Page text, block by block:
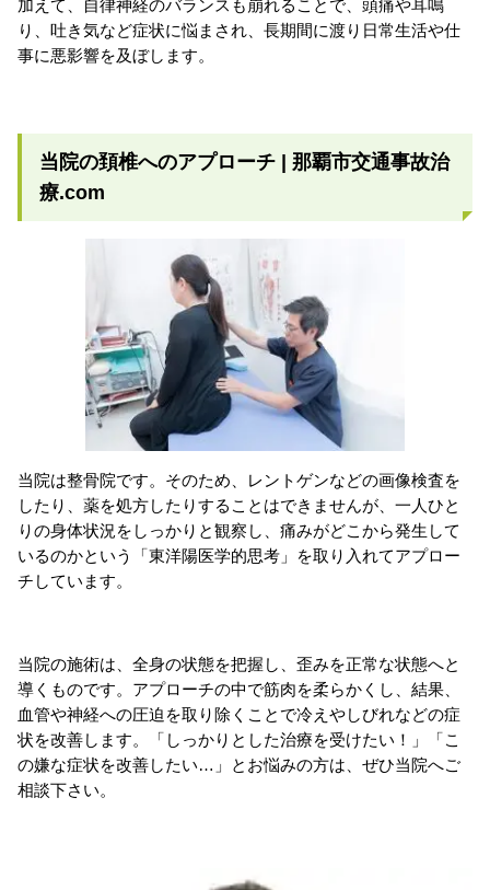
加えて、自律神経のバランスも崩れることで、頭痛や耳鳴
り、吐き気など症状に悩まされ、長期間に渡り日常生活や仕
事に悪影響を及ぼします。
当院の頚椎へのアプローチ | 那覇市交通事故治
療.com
当院は整骨院です。そのため、レントゲンなどの画像検査を
したり、薬を処方したりすることはできませんが、一人ひと
りの身体状況をしっかりと観察し、痛みがどこから発生して
いるのかという「東洋陽医学的思考」を取り入れてアプロー
チしています。
当院の施術は、全身の状態を把握し、歪みを正常な状態へと
導くものです。アプローチの中で筋肉を柔らかくし、結果、
血管や神経への圧迫を取り除くことで冷えやしびれなどの症
状を改善します。「しっかりとした治療を受けたい！」「こ
の嫌な症状を改善したい…」とお悩みの方は、ぜひ当院へご
相談下さい。